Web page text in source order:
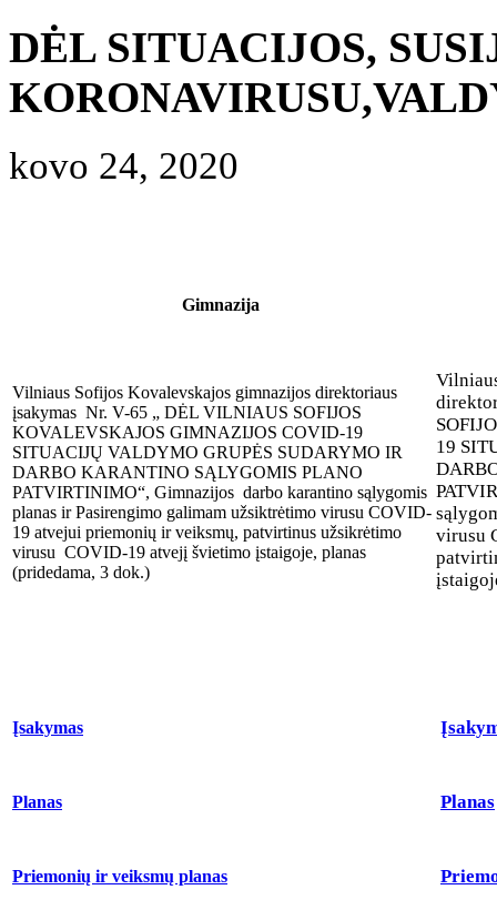
DĖL SITUACIJOS,
kovo 24, 2020
Gimnazija
Vilniaus Sofijos Kovalevskajos gimnazijos direktoriaus
įsakymas Nr. V-65 „ DĖL VILNIAUS SOFIJOS
KOVALEVSKAJOS GIMNAZIJOS COVID-19
SITUACIJŲ VALDYMO GRUPĖS SUDARYMO IR
DARBO KARANTINO SĄLYGOMIS PLANO
PATVIRTINIMO“, Gimnazijos darbo karantino sąlygomis
planas ir Pasirengimo galimam užsiktrėtimo virusu COVID-
19 atvejui priemonių ir veiksmų, patvirtinus užsikrėtimo
virusu COVID-19 atvejį švietimo įstaigoje, planas
(pridedama, 3 dok.)
19
virusu
Įsakymas
Planas Planas
Priemonių ir veiksmų planas